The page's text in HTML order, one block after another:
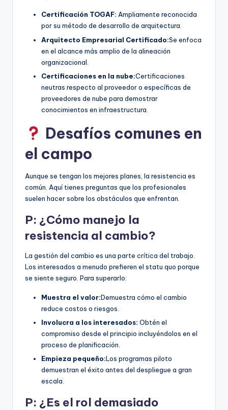
Certificación TOGAF: Ampliamente reconocida
por su método de desarrollo de arquitectura.
Arquitecto Empresarial Certificado:Se enfoca
en el alcance más amplio de la alineación
organizacional.
Certificaciones en la nube:Certificaciones
neutras respecto al proveedor o específicas de
proveedores de nube para demostrar
conocimientos en infraestructura.
Desafíos comunes en
el campo
Aunque se tengan los mejores planes, la resistencia es
común. Aquí tienes preguntas que los profesionales
suelen hacer sobre los obstáculos que enfrentan.
P: ¿Cómo manejo la
resistencia al cambio?
La gestión del cambio es una parte crítica del trabajo.
Los interesados a menudo prefieren el statu quo porque
se siente seguro. Para superarlo:
Muestra el valor:Demuestra cómo el cambio
reduce costos o riesgos.
Involucra a los interesados: Obtén el
compromiso desde el principio incluyéndolos en el
proceso de planificación.
Empieza pequeño:Los programas piloto
demuestran el éxito antes del despliegue a gran
escala.
P: ¿Es el rol demasiado